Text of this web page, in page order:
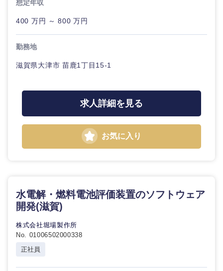
ド
管理
ィング
クリエイ
ティブ
コンサル
タント
経営企画
政策渉外
管理
専門職
技術職（IT）、Webサービス・制作、ゲーム
技術職（モノづくり）
自動車・機械・船舶
食品・化粧品・アパレル・消費財
メディカル・ヘルスケア・ライフサイエンス
建設・不動産
倉庫・運輸・物流
福島県
推奨年齢
こだわり条件を入力ください
第二新卒
外資系企業 英語を活かす
転勤なし
想定年収
400 万円 ～ 800 万円
勤務地
滋賀県大津市 苗鹿1丁目15-1
求人詳細を見る
お気に入り
水電解・燃料電池評価装置のソフトウェア
開発(滋賀)
株式会社堀場製作所
No. 01006502000338
正社員